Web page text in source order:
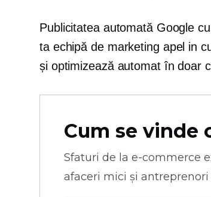
Publicitatea automată Google
ta echipă de marketing apel in
și optimizează automat în doar
Cum se vinde
Sfaturi de la e-commerce
afaceri mici și antreprenori